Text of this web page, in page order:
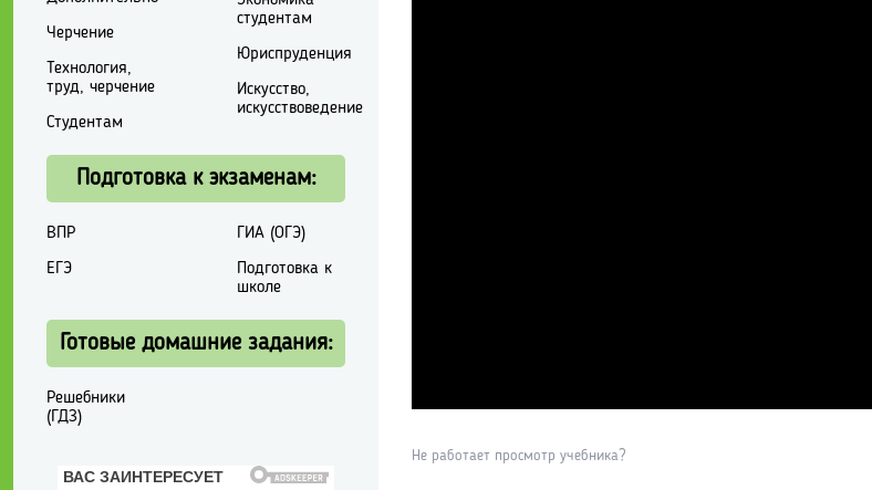
Не работает просмотр учебника?
Черчение
Технология,
труд, черчение
Студентам
студентам
Юриспруденция
Искусство,
искусствоведение
Подготовка к экзаменам:
ВПР
ЕГЭ
ГИА (ОГЭ)
Подготовка к
школе
Готовые домашние задания:
Решебники
(ГДЗ)